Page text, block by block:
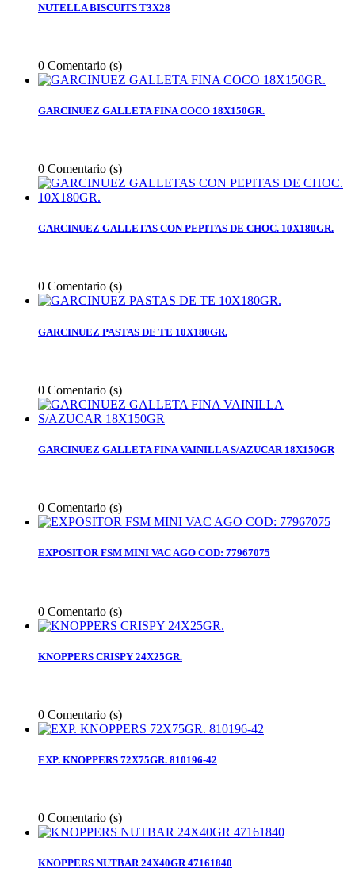
NUTELLA BISCUITS T3X28
0 Comentario (s)
GARCINUEZ GALLETA FINA COCO 18X150GR.
0 Comentario (s)
GARCINUEZ GALLETAS CON PEPITAS DE CHOC. 10X180GR.
0 Comentario (s)
GARCINUEZ PASTAS DE TE 10X180GR.
0 Comentario (s)
GARCINUEZ GALLETA FINA VAINILLA S/AZUCAR 18X150GR
0 Comentario (s)
EXPOSITOR FSM MINI VAC AGO COD: 77967075
0 Comentario (s)
KNOPPERS CRISPY 24X25GR.
0 Comentario (s)
EXP. KNOPPERS 72X75GR. 810196-42
0 Comentario (s)
KNOPPERS NUTBAR 24X40GR 47161840